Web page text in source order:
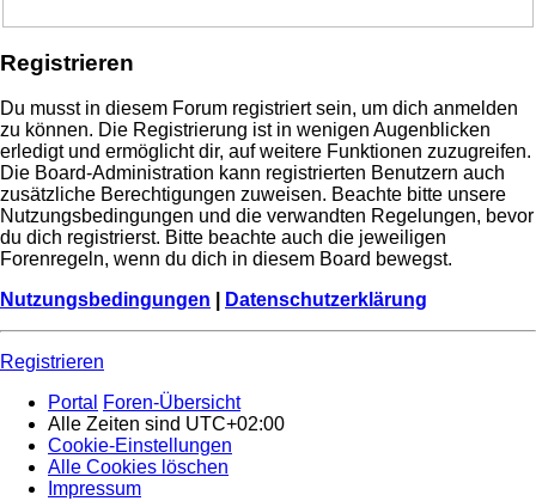
Registrieren
Du musst in diesem Forum registriert sein, um dich anmelden
zu können. Die Registrierung ist in wenigen Augenblicken
erledigt und ermöglicht dir, auf weitere Funktionen zuzugreifen.
Die Board-Administration kann registrierten Benutzern auch
zusätzliche Berechtigungen zuweisen. Beachte bitte unsere
Nutzungsbedingungen und die verwandten Regelungen, bevor
du dich registrierst. Bitte beachte auch die jeweiligen
Forenregeln, wenn du dich in diesem Board bewegst.
Nutzungsbedingungen
Datenschutzerklärung
Registrieren
Portal Foren-Übersicht
Alle Zeiten sind UTC+02:00
Cookie-Einstellungen
Alle Cookies löschen
Impressum